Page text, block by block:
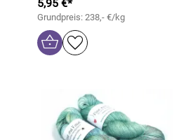
5,95 €*
Grundpreis: 238,- €/kg